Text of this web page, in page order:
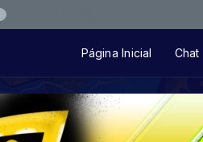
Página Inicial Chat